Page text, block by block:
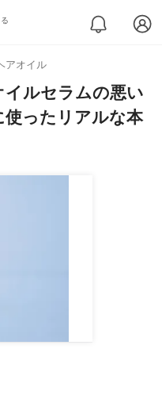
アオイル
ルセラムの悪い
使ったリアルな本